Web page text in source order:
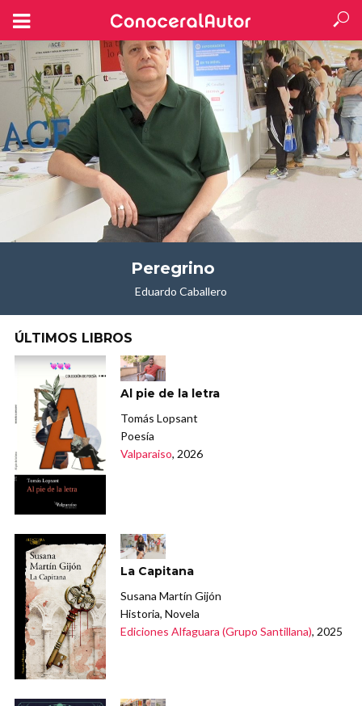
Peregrino
Eduardo Caballero
ÚLTIMOS LIBROS
Al pie de la letra
Tomás Lopsant
Poesía
Valparaiso, 2026
La Capitana
Susana Martín Gijón
Historia, Novela
Ediciones Alfaguara (Grupo Santillana), 2025